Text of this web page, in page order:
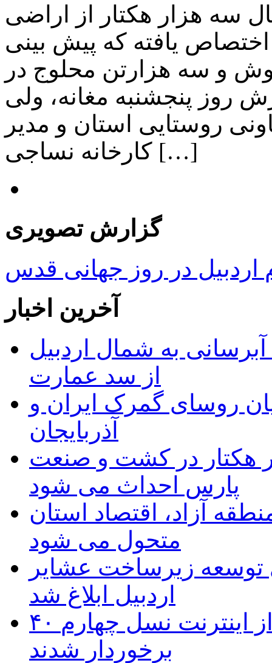
سه هزار هکتار از اراضی
یافته که پیش بینی
بر 9هزار تن وش و سه هزارتن محلوج در
روز پنجشنبه مغانه، ولی
روستایی استان و مدیر
کارخانه نساجی […]
گزارش تصویری
در روز جهانی قدس
آخرین اخبار
ماده ۲۳ طرح آبرسانی به شمال اردبیل
از سد عمارت
روسای گمرک ایران و
آذربایجان
هکتار در کشت و صنعت
پارس احداث می شود
آزاد، اقتصاد استان
متحول می شود
برای توسعه زیرساخت عشایر
اردبیل ابلاغ شد
۴۰ روستای شهرستان گِرمی از اینترنت نسل چهارم
برخوردار شدند